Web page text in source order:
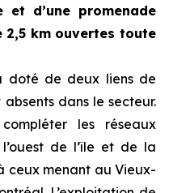
et d’une promenade
km ouvertes toute
doté de deux liens de
dans le secteur.
les réseaux
de l’île et de la
ceux menant au Vieux-